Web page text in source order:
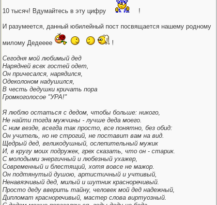
10 тысяч! Вдумайтесь в эту цифру !
И разумеется, данный юбилейный пост посвящается нашему родному
милому Дедееее !
Сегодня мой любимый дед
Нарядней всех гостей одет,
Он причесался, нарядился,
Одеколоном надушился,
В честь дедушки кричать пора
Громкоголосое "УРА!"
Я люблю остаться с дедом, чтобы больше: никого,
Не найти тогда мужчины - лучше деда моего.
С ним везде, всегда так просто, все понятно, без обид:
Он учитель, но не строгий, не поставит вам на вид.
Щедрый дед, великодушный, ослепительный мужик
И, в кругу моих подружек, грех сказать, что он - старик.
С молодыми энергичный и любезный ухажер,
Современный и блестящий, хотя вовсе не мажор.
Он подтянутый душою, артистичный и учтивый,
Ненавязчивый дед, милый и шутник красноречивый.
Просто деду вверить тайну, человек мой дед надежный,
Дипломат красноречивый, мастер слова виртуозный.